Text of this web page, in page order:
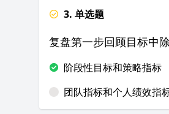
3. 单选题
复盘第一步回顾目标中
阶段性目标和策略指标
团队指标和个人绩效指